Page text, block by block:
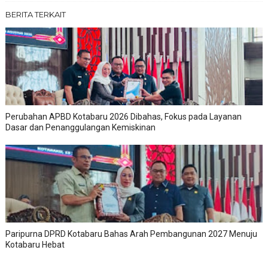
BERITA TERKAIT
Perubahan APBD Kotabaru 2026 Dibahas, Fokus pada Layanan
Dasar dan Penanggulangan Kemiskinan
Paripurna DPRD Kotabaru Bahas Arah Pembangunan 2027 Menuju
Kotabaru Hebat